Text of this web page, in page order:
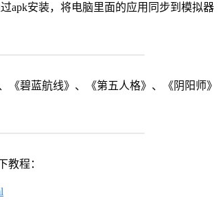
apk安装，将电脑里面的应用同步到模拟器
碧蓝航线》、《第五人格》、《阴阳师》
教程：